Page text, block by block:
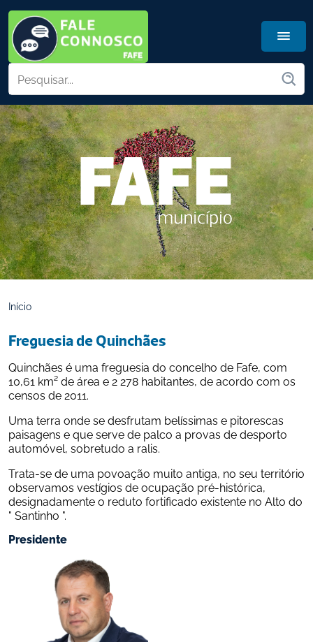
Início
Freguesia de Quinchães
Quinchães é uma freguesia do concelho de Fafe, com
10,61 km² de área e 2 278 habitantes, de acordo com os
censos de 2011.
Uma terra onde se desfrutam belíssimas e pitorescas
paisagens e que serve de palco a provas de desporto
automóvel, sobretudo a ralis.
Trata-se de uma povoação muito antiga, no seu território
observamos vestígios de ocupação pré-histórica,
designadamente o reduto fortificado existente no Alto do
" Santinho ".
Presidente